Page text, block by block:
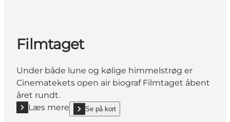
Filmtaget
Under både lune og kølige himmelstrøg er
Cinematekets open air biograf Filmtaget åbent
året rundt.
Læs mere
Læs mere "Filmtaget"
Se på kort
show Filmtaget on_map